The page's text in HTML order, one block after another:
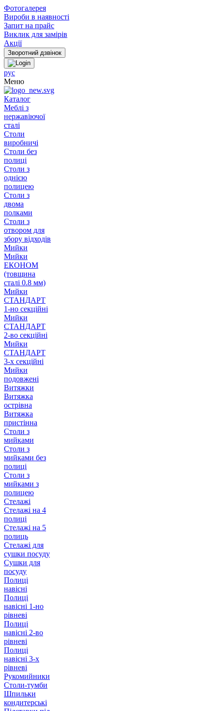
Фотогалерея
Вироби в наявності
Запит на прайс
Виклик для замірів
Акції
рус
Меню
Каталог
Меблі з
нержавіючої
сталі
Столи
виробничі
Столи без
полиці
Столи з
однією
полицею
Столи з
двома
полками
Столи з
отвором для
збору відходів
Мийки
Мийки
ЕКОНОМ
(товщина
сталі 0.8 мм)
Мийки
СТАНДАРТ
1-но секційні
Мийки
СТАНДАРТ
2-во секційні
Мийки
СТАНДАРТ
3-х секційні
Мийки
подовжені
Витяжки
Витяжка
острівна
Витяжка
пристінна
Столи з
мийками
Столи з
мийками без
полиці
Столи з
мийками з
полицею
Стелажі
Стелажі на 4
полиці
Стелажі на 5
полиць
Стелажі для
сушки посуду
Сушки для
посуду
Полиці
навісні
Полиці
навісні 1-но
рівневі
Полиці
навісні 2-во
рівневі
Полиці
навісні 3-х
рівневі
Рукомийники
Столи-тумби
Шпильки
кондитерські